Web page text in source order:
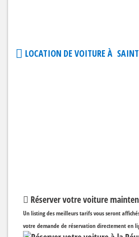
LOCATION DE VOITURE À
Réserver votre voiture
Un listing des meilleurs tarifs vous seront
votre demande de réservation directement en